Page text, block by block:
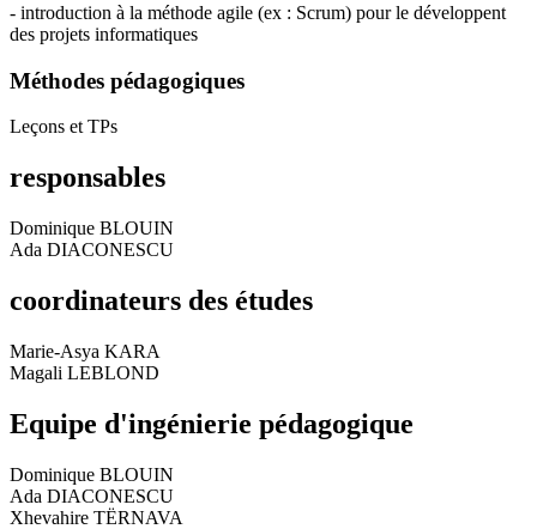
- introduction à la méthode agile (ex : Scrum) pour le développent
des projets informatiques
Méthodes pédagogiques
Leçons et TPs
responsables
Dominique BLOUIN
Ada DIACONESCU
coordinateurs des études
Marie-Asya KARA
Magali LEBLOND
Equipe d'ingénierie pédagogique
Dominique BLOUIN
Ada DIACONESCU
Xhevahire TËRNAVA